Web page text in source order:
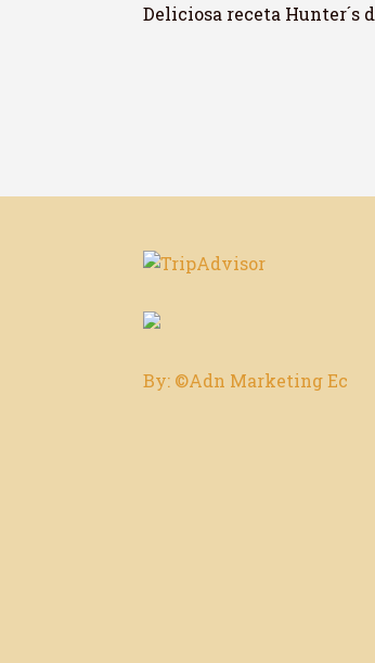
Deliciosa receta Hunter´s
By: ©Adn Marketing Ec